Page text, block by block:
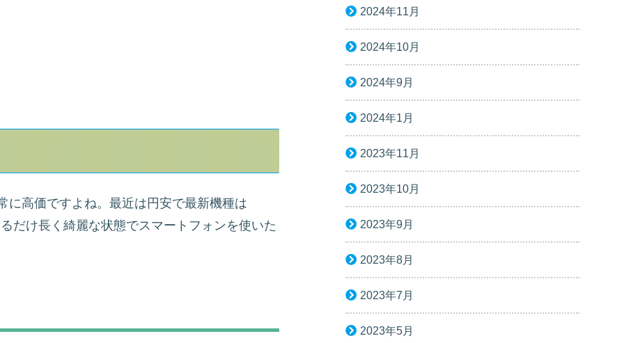
に高価ですよね。最近は円安で最新機種は
だけ長く綺麗な状態でスマートフォンを使いた
2024年11月
2024年10月
2024年9月
2024年1月
2023年11月
2023年10月
2023年9月
2023年8月
2023年7月
2023年5月